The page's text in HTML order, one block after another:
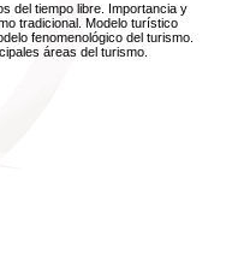
del tiempo libre. Importancia y
tradicional. Modelo turístico
fenomenológico del turismo.
áreas del turismo.